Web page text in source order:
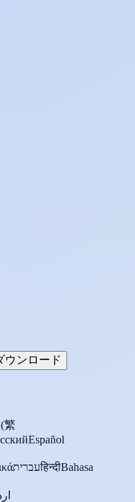
ウンロード
繁
Español
עבריתहिन्दीBahasa